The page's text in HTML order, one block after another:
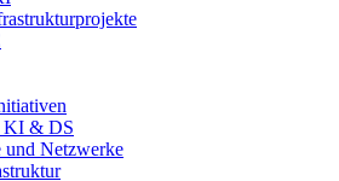
KI & DS
und Netzwerke